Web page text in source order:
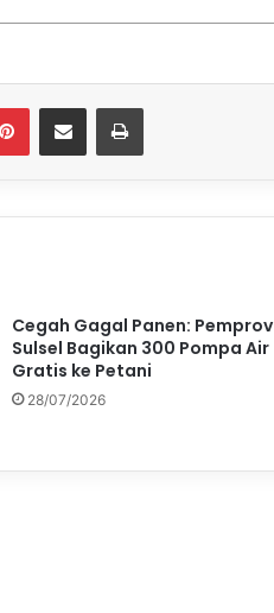
PinterestShare via Email Print
Cegah Gagal Panen: Pemprov
Sulsel Bagikan 300 Pompa Air
Gratis ke Petani
28/07/2026